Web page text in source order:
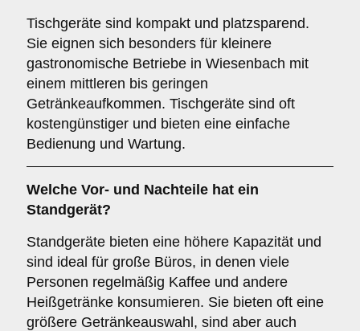
Tischgeräte sind kompakt und platzsparend.
Sie eignen sich besonders für kleinere
gastronomische Betriebe in Wiesenbach mit
einem mittleren bis geringen
Getränkeaufkommen. Tischgeräte sind oft
kostengünstiger und bieten eine einfache
Bedienung und Wartung.
Welche Vor- und Nachteile hat ein
Standgerät?
Standgeräte bieten eine höhere Kapazität und
sind ideal für große Büros, in denen viele
Personen regelmäßig Kaffee und andere
Heißgetränke konsumieren. Sie bieten oft eine
größere Getränkeauswahl, sind aber auch